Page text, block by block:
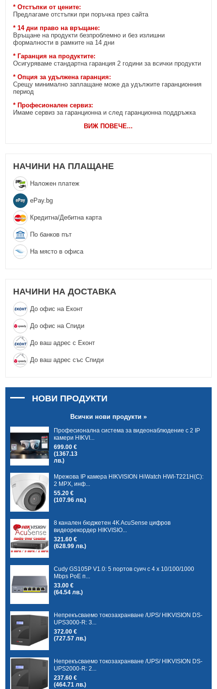
* Отстъпки от цените:
Предлагаме отстъпки при поръчка през сайта
* 14 дни право на връщане:
Връщане на продукти безпроблемно и без излишни
формалности в рамките на 14 дни
* Гаранция на продуктите:
Осигуряваме стандартна гаранция 2 години за всички продукти
* Опция за удължена гаранция:
Срещу минимално заплащане може да удължите гаранционния
период
* Професионален сервиз:
Имаме сервиз за гаранционна и след гаранционна поддръжка
ВИЖ ПОВЕЧЕ...
НАЧИНИ НА ПЛАЩАНЕ
Наложен платеж
еPay.bg
Кредитна/Дебитна карта
По банков път
На място в офиса
НАЧИНИ НА ДОСТАВКА
До офис на Еконт
До офис на Спиди
До ваш адрес с Еконт
До ваш адрес със Спиди
НОВИ ПРОДУКТИ
Всички нови продукти »
Професионална система за видеонаблюдение с 2 IP
камери HIKVI...
699.00 €
(1367.13
лв.)
Мрежова IP камера HIKVISION HiWatch HWI-T221H(C):
2 MPX, инф...
55.20 €
(107.96 лв.)
8 канален бюджетен 4K AcuSense цифров
видеорекордер HIKVISIO...
321.60 €
(628.99 лв.)
Cudy GS105P V1.0: 5 портов суич с 4 x 10/100/1000
Mbps PoE п...
33.00 €
(64.54 лв.)
Непрекъсваемо токозахранване /UPS/ HIKVISION DS-
UPS3000-R: 3...
372.00 €
(727.57 лв.)
Непрекъсваемо токозахранване /UPS/ HIKVISION DS-
UPS2000-R: 2...
237.60 €
(464.71 лв.)